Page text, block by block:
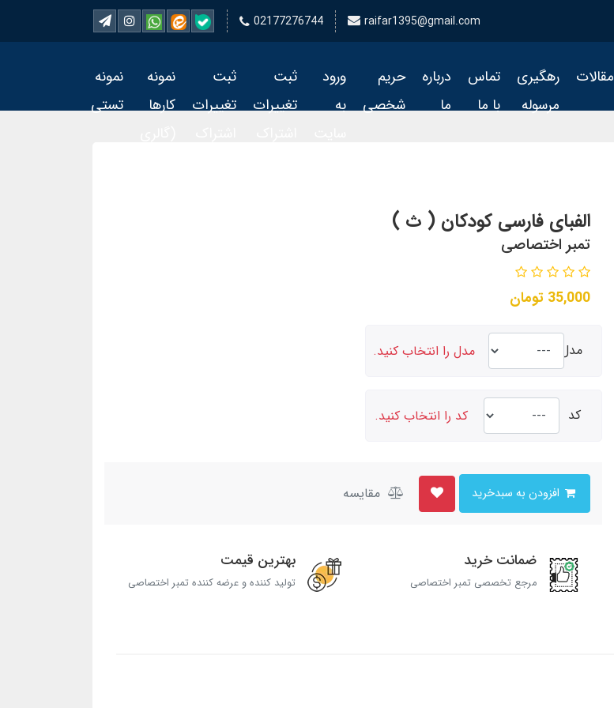
02177276744 raifar1395@gmail.com
مقالات
رهگیری
مرسوله
تماس
با ما
درباره
ما
حریم
شخصی
ورود
به
ثبت
تغییرات
ثبت
تغییرات
نمونه
کارها
نمونه
تستی
الفبای فارسی کودکان ( ث )
تمبر اختصاصی
35,000 تومان
مدل مدل را انتخاب کنید.
کد کد را انتخاب کنید.
مقایسه
ضمانت خرید
مرجع تخصصی تمبر اختصاصی
بهترین قیمت
تولید کننده و عرضه کننده تمبر اختصاصی